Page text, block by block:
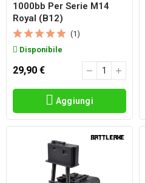
1000bb Per Serie M14
Royal (b12)
(1)
Disponibile
29,90 €
Aggiungi